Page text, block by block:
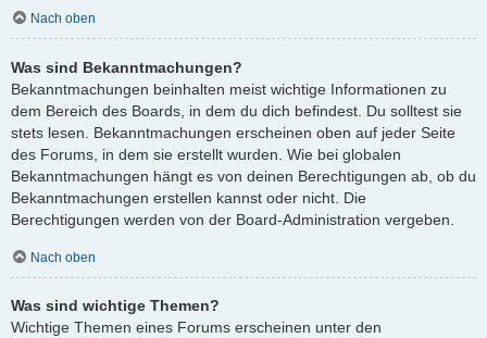
Nach oben
Was sind Bekanntmachungen?
Bekanntmachungen beinhalten meist wichtige Informationen zu
dem Bereich des Boards, in dem du dich befindest. Du solltest sie
stets lesen. Bekanntmachungen erscheinen oben auf jeder Seite
des Forums, in dem sie erstellt wurden. Wie bei globalen
Bekanntmachungen hängt es von deinen Berechtigungen ab, ob du
Bekanntmachungen erstellen kannst oder nicht. Die
Berechtigungen werden von der Board-Administration vergeben.
Nach oben
Was sind wichtige Themen?
Wichtige Themen eines Forums erscheinen unter den